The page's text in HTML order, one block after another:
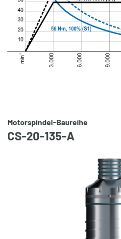
Motorspindel-Baureihe
CS-20-135-A